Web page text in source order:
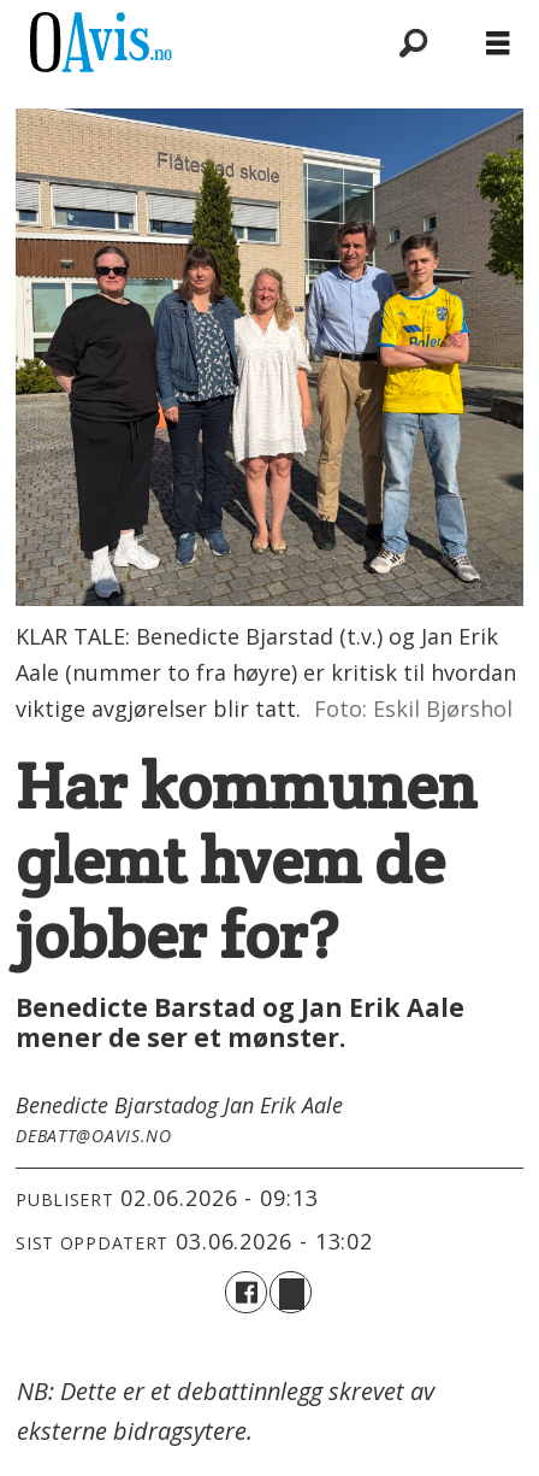
KLAR TALE: Benedicte Bjarstad (t.v.) og Jan Erik
Aale (nummer to fra høyre) er kritisk til hvordan
viktige avgjørelser blir tatt. Foto: Eskil Bjørshol
Har kommunen
glemt hvem de
jobber for?
Benedicte Barstad og Jan Erik Aale
mener de ser et mønster.
Benedicte Bjarstadog Jan Erik Aale
DEBATT@OAVIS.NO
PUBLISERT 02.06.2026 - 09:13
SIST OPPDATERT 03.06.2026 - 13:02
NB: Dette er et debattinnlegg skrevet av
eksterne bidragsytere.